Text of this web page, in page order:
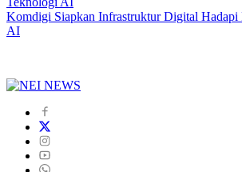
Komdigi Siapkan Infrastruktur Digital Hadapi
AI